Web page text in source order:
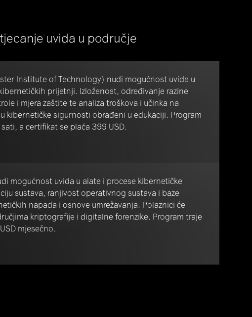
uvida u područje
Institute of Technology) nudi mogućnost uvida u
prijetnji. Izloženost, određivanje razine
i mjera zaštite te analiza troškova i učinka na
kibernetičke sigurnosti obrađeni u edukaciji. Program
a certifikat se plaća 399 USD.
mogućnost uvida u alate i procese kibernetičke
sustava, ranjivost operativnog sustava i baze
napada i osnove umrežavanja. Polaznici će
kriptografije i digitalne forenzike. Program traje
mjesečno.